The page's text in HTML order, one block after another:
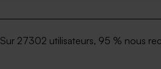
Sur 27302 utilisateurs, 95 % nous